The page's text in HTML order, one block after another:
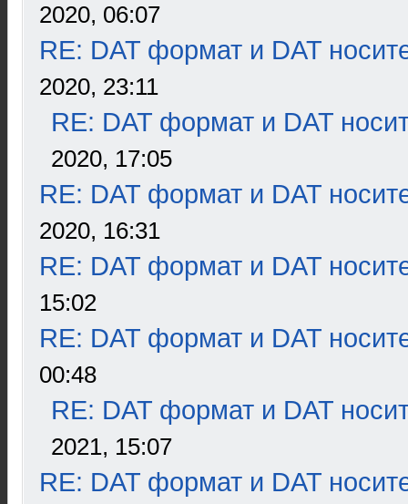
2020, 06:07
RE: DAT формат и DAT
2020, 23:11
RE: DAT формат и DAT
2020, 17:05
RE: DAT формат и DAT
2020, 16:31
RE: DAT формат и DAT
15:02
RE: DAT формат и DAT
00:48
RE: DAT формат и DAT
2021, 15:07
RE: DAT формат и DAT